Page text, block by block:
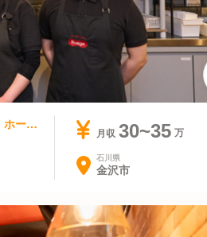
アジア料理・エスニック, ファストフード | レストランサービス・ホールスタッフ | 北海道スープカレーSuage 金沢フォーラス店
月収 30~35
石川県
金沢市